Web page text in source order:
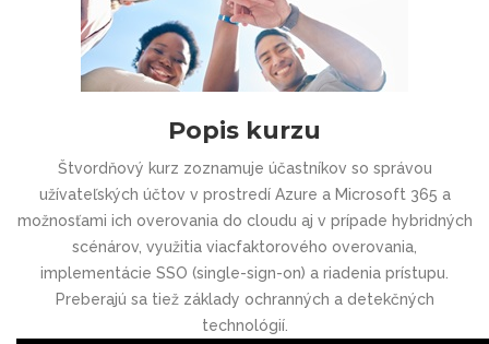
Popis kurzu
Štvordňový kurz zoznamuje účastníkov so správou
užívateľských účtov v prostredí Azure a Microsoft 365 a
možnosťami ich overovania do cloudu aj v prípade hybridných
scénárov, využitia viacfaktorového overovania,
implementácie SSO (single-sign-on) a riadenia prístupu.
Preberajú sa tiež základy ochranných a detekčných
technológií.